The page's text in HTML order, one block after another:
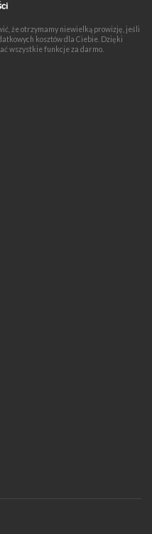
że otrzymamy niewielką prowizję, jeśli
kosztów dla Ciebie. Dzięki
wszystkie funkcje za darmo.